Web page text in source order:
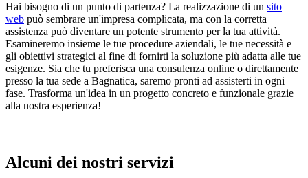
Hai bisogno di un punto di partenza? La realizzazione di un sito
web può sembrare un'impresa complicata, ma con la corretta
assistenza può diventare un potente strumento per la tua attività.
Esamineremo insieme le tue procedure aziendali, le tue necessità e
gli obiettivi strategici al fine di fornirti la soluzione più adatta alle tue
esigenze. Sia che tu preferisca una consulenza online o direttamente
presso la tua sede a Bagnatica, saremo pronti ad assisterti in ogni
fase. Trasforma un'idea in un progetto concreto e funzionale grazie
alla nostra esperienza!
Alcuni dei nostri servizi